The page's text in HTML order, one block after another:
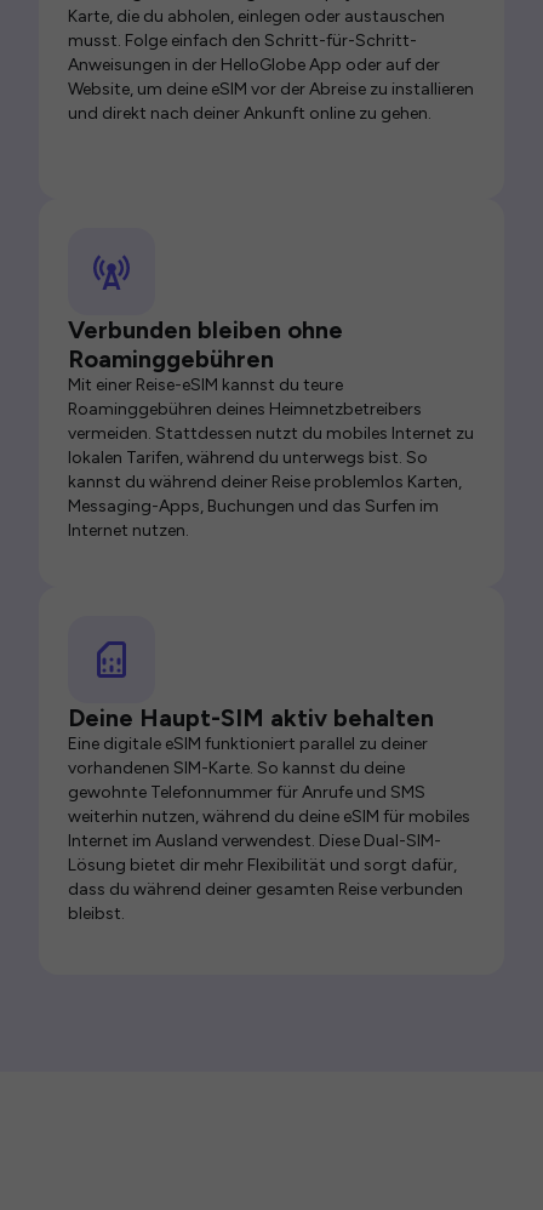
Karte, die du abholen, einlegen oder austauschen
musst. Folge einfach den Schritt-für-Schritt-
Anweisungen in der HelloGlobe App oder auf der
Website, um deine eSIM vor der Abreise zu installieren
und direkt nach deiner Ankunft online zu gehen.
Verbunden bleiben ohne
Roaminggebühren
Mit einer Reise-eSIM kannst du teure
Roaminggebühren deines Heimnetzbetreibers
vermeiden. Stattdessen nutzt du mobiles Internet zu
lokalen Tarifen, während du unterwegs bist. So
kannst du während deiner Reise problemlos Karten,
Messaging-Apps, Buchungen und das Surfen im
Internet nutzen.
Deine Haupt-SIM aktiv behalten
Eine digitale eSIM funktioniert parallel zu deiner
vorhandenen SIM-Karte. So kannst du deine
gewohnte Telefonnummer für Anrufe und SMS
weiterhin nutzen, während du deine eSIM für mobiles
Internet im Ausland verwendest. Diese Dual-SIM-
Lösung bietet dir mehr Flexibilität und sorgt dafür,
dass du während deiner gesamten Reise verbunden
bleibst.